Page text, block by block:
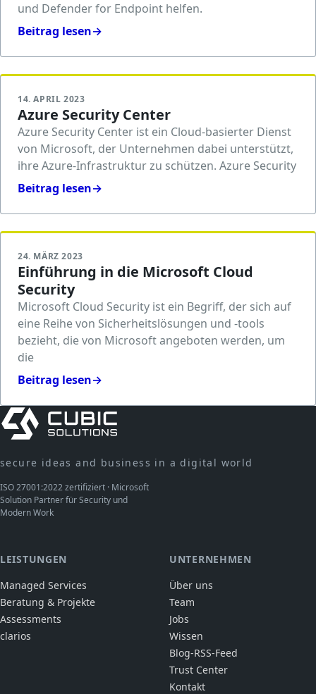
und Defender for Endpoint helfen.
Beitrag lesen→
14. APRIL 2023
Azure Security Center
Azure Security Center ist ein Cloud-basierter Dienst
von Microsoft, der Unternehmen dabei unterstützt,
ihre Azure-Infrastruktur zu schützen. Azure Security
Beitrag lesen→
24. MÄRZ 2023
Einführung in die Microsoft Cloud
Security
Microsoft Cloud Security ist ein Begriff, der sich auf
eine Reihe von Sicherheitslösungen und -tools
bezieht, die von Microsoft angeboten werden, um
die
Beitrag lesen→
secure ideas and business in a digital world
ISO 27001:2022 zertifiziert · Microsoft
Solution Partner für Security und
Modern Work
LEISTUNGEN
Managed Services
Beratung & Projekte
Assessments
clarios
UNTERNEHMEN
Über uns
Team
Jobs
Wissen
Blog-RSS-Feed
Trust Center
Kontakt